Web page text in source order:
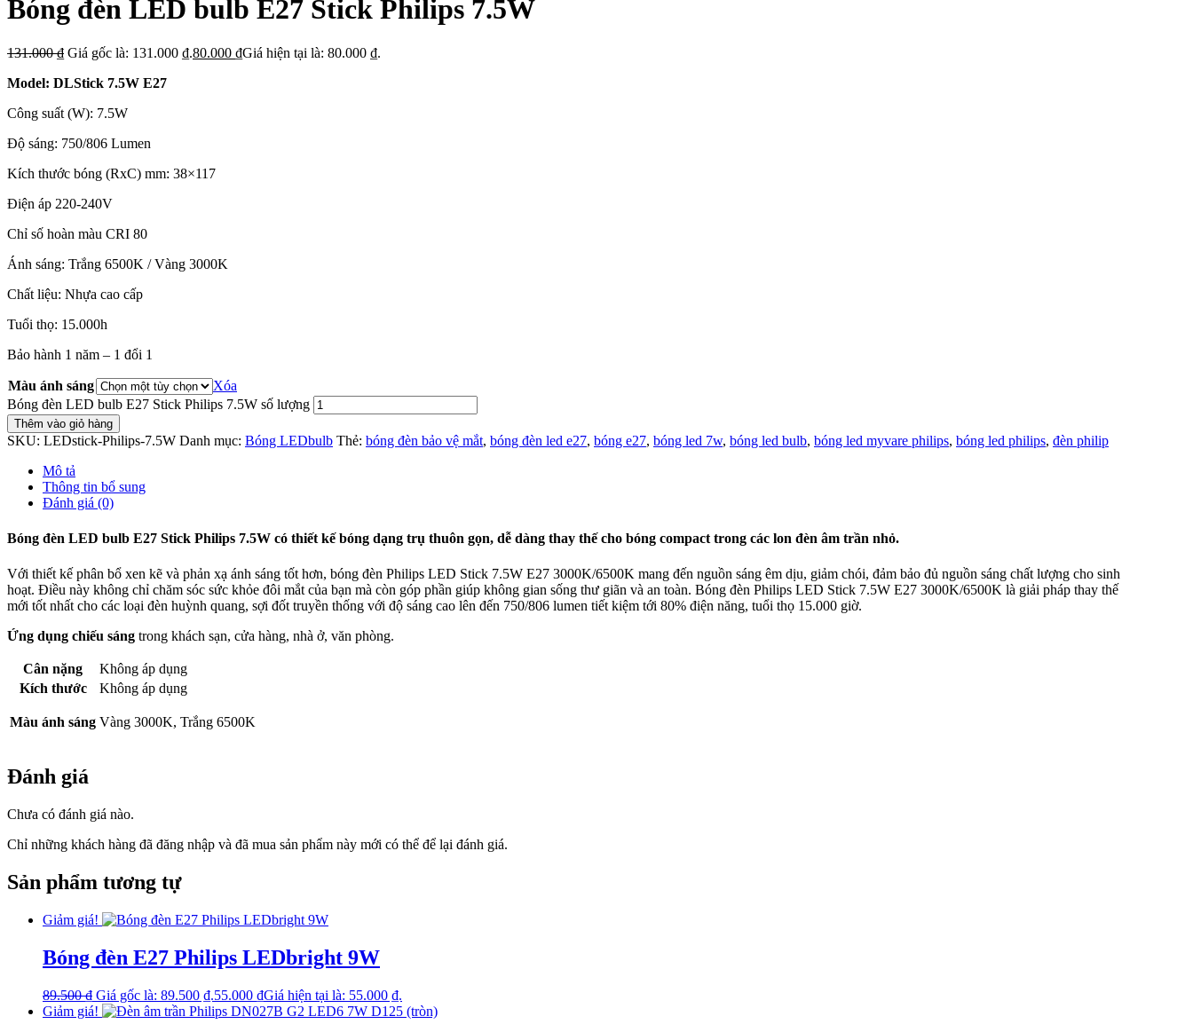
Bóng đèn LED bulb E27 Stick Philips 7.5W
131.000₫ Giá gốc là: 131.000 ₫.80.000 ₫Giá hiện tại là: 80.000 ₫.
Model: DLStick 7.5W E27
Công suất (W): 7.5W
Độ sáng: 750/806 Lumen
Kích thước bóng (RxC) mm: 38×117
Điện áp 220-240V
Chỉ số hoàn màu CRI 80
Ánh sáng: Trắng 6500K / Vàng 3000K
Chất liệu: Nhựa cao cấp
Tuổi thọ: 15.000h
Bảo hành 1 năm – 1 đổi 1
Màu ánh sáng
Xóa
Bóng đèn LED bulb E27 Stick Philips 7.5W số lượng
Thêm vào giỏ hàng
SKU: LEDstick-Philips-7.5W Danh mục: Bóng LEDbulb Thẻ: bóng đèn bảo vệ mắt, bóng đèn led e27, bóng e27, bóng led 7w, bóng led bulb, bóng led myvare philips, bóng led philips, đèn philip
Mô tả
Thông tin bổ sung
Đánh giá (0)
Bóng đèn LED bulb E27 Stick Philips 7.5W có thiết kế bóng dạng trụ thuôn gọn, dễ dàng thay thế cho bóng compact trong các lon đèn âm trần nhỏ.
Với thiết kế phân bổ xen kẽ và phản xạ ánh sáng tốt hơn, bóng đèn Philips LED Stick 7.5W E27 3000K/6500K mang đến nguồn sáng êm dịu, giảm chói, đảm bảo đủ nguồn sáng chất lượng cho sinh
hoạt. Điều này không chỉ chăm sóc sức khỏe đôi mắt của bạn mà còn góp phần giúp không gian sống thư giãn và an toàn. Bóng đèn Philips LED Stick 7.5W E27 3000K/6500K là giải pháp thay thế
mới tốt nhất cho các loại đèn huỳnh quang, sợi đốt truyền thống với độ sáng cao lên đến 750/806 lumen tiết kiệm tới 80% điện năng, tuổi thọ 15.000 giờ.
Ứng dụng chiếu sáng trong khách sạn, cửa hàng, nhà ở, văn phòng.
Cân nặng
Không áp dụng
Kích thước
Không áp dụng
Màu ánh sáng Vàng 3000K, Trắng 6500K
Đánh giá
Chưa có đánh giá nào.
Chỉ những khách hàng đã đăng nhập và đã mua sản phẩm này mới có thể để lại đánh giá.
Sản phẩm tương tự
Giảm giá!
Bóng đèn E27 Philips LEDbright 9W
89.500₫ Giá gốc là: 89.500 ₫.55.000 ₫Giá hiện tại là: 55.000 ₫.
Giảm giá!